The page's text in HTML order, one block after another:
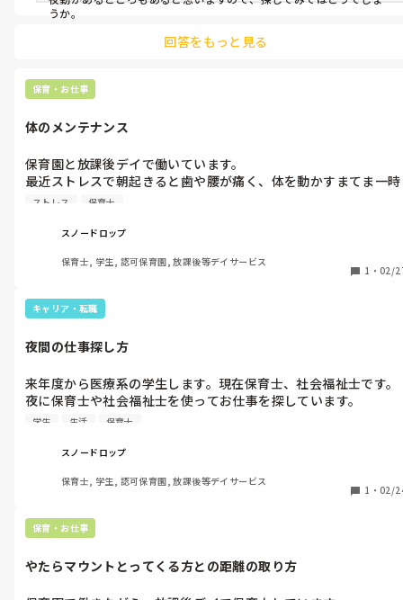
うか。
回答をもっと見る
保育・お仕事
体のメンテナンス
保育園と放課後デイで働いています。
最近ストレスで朝起きると歯や腰が痛く、体を動かすまてま一時
間程度かかります。
通院しても要因がわかりません。ロキソニンも効かなくなってき
どうしたら痛みが楽になりますか？
ストレス 保育士
スノードロップ
保育士, 学生, 認可保育園, 放課後等デイサービス
1 ・ 02/
キャリア・転職
夜間の仕事探し方
来年度から医療系の学生します。現在保育士、社会福祉士です。
夜に保育士や社会福祉士を使ってお仕事を探しています。
なかなか夜間保育園などなく、夜間に今まで保育士として働いて
何か仕事の探し方アドバイスあれば教えてください。
学生 生活 保育士
スノードロップ
保育士, 学生, 認可保育園, 放課後等デイサービス
1 ・ 02/
保育・お仕事
やたらマウントとってくる方との距離の取り方